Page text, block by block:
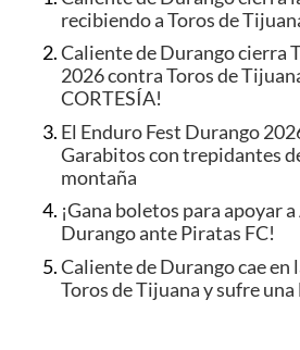
recibiendo a Toros de
Caliente de Durango cierra
2026 contra Toros de
CORTESÍA!
El Enduro Fest Durango
Garabitos con trepidantes
montaña
¡Gana boletos para apoyar
Durango ante Piratas FC!
Caliente de Durango cae en
Toros de Tijuana y sufre